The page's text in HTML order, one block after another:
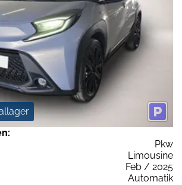
Pkw
Limousine
Feb / 2025
Automatik